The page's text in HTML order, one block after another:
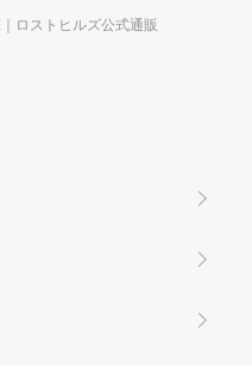
ロストヒルズ公式通販